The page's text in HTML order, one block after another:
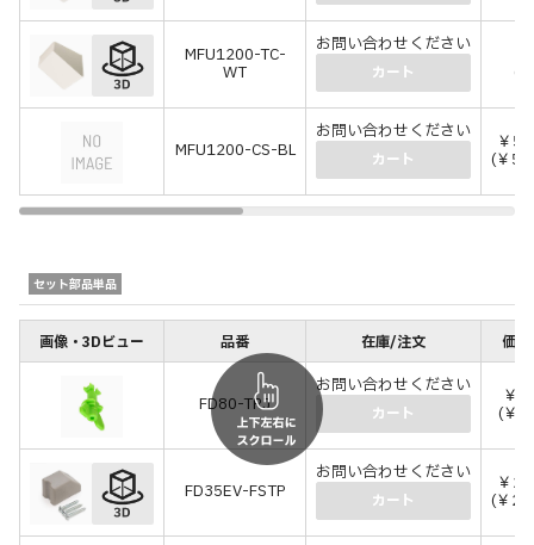
MFU1200-TC-
WT
お問い合わせください
カート (
MFU1200-CS-BL
お問い合わせください
カート
￥
(￥
セット部品単品
画像・3Dビュー 品番 在庫/注文 価
FD80-TRJ
お問い合わせください
カート
￥
(￥
FD35EV-FSTP
お問い合わせください
カート
￥
(￥